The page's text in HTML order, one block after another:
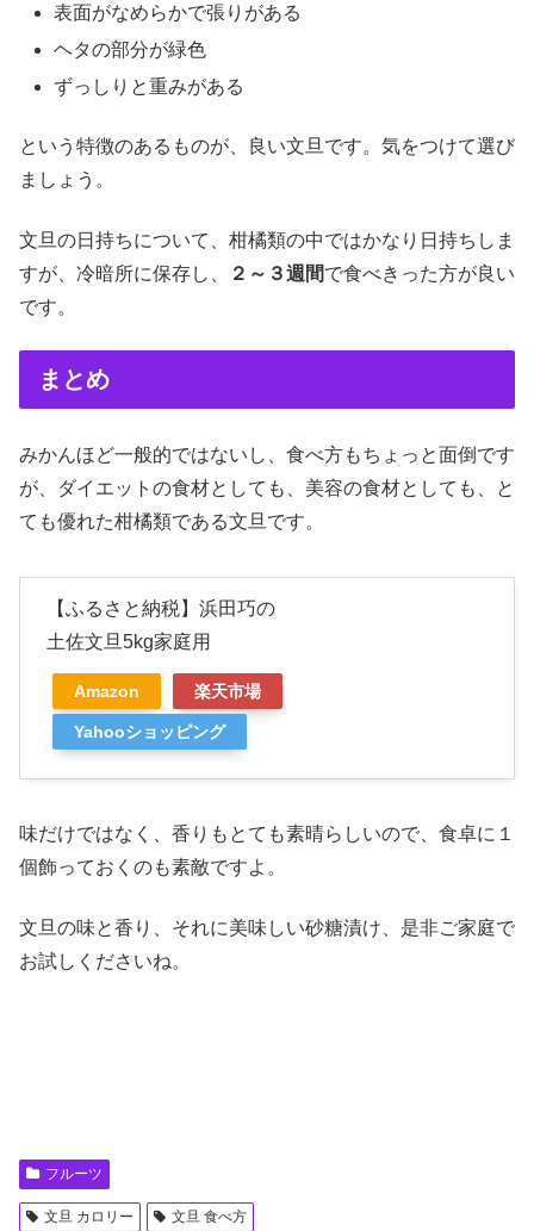
表面がなめらかで張りがある
ヘタの部分が緑色
ずっしりと重みがある
という特徴のあるものが、良い文旦です。気をつけて選び
ましょう。
文旦の日持ちについて、柑橘類の中ではかなり日持ちしま
すが、冷暗所に保存し、
２～３週間で食べきった方が良い
です。
まとめ
みかんほど一般的ではないし、食べ方もちょっと面倒です
が、ダイエットの食材としても、美容の食材としても、と
ても優れた柑橘類である文旦です。
【ふるさと納税】浜田巧の
土佐文旦5kg家庭用
Amazon 楽天市場
Yahooショッピング
味だけではなく、香りもとても素晴らしいので、食卓に１
個飾っておくのも素敵ですよ。
文旦の味と香り、それに美味しい砂糖漬け、是非ご家庭で
お試しくださいね。
フルーツ
文旦 カロリー 文旦 食べ方